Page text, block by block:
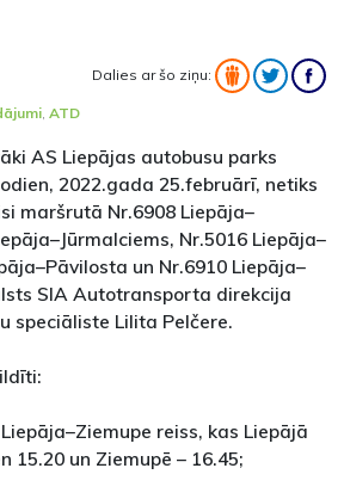
Dalies ar šo ziņu:
, ATD
AS Liepājas autobusu parks
2022.gada 25.februārī, netiks
maršrutā Nr.6908 Liepāja–
Nr.5016 Liepāja–
un Nr.6910 Liepāja–
SIA Autotransporta direkcija
speciāliste Lilita Pelčere.
reiss, kas Liepājā
15.20 un Ziemupē – 16.45;